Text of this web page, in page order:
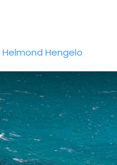
Helmond Hengelo